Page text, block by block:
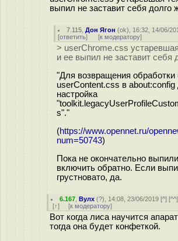
выпил не заставит себя долго
7.115 ,Дон Ягон (ok), 16:32, 14/06/
[ответить] [к модератору]
> userChrome.css
и ее выпил не заставит себя
"Для возвращения
userContent.css в
настройка
s"."
(https://www.opennet.ru/
num=50743)
Пока не окончательно
включить обратно. Если
грустновато, да.
6.167 ,Вулх (?), 14:08, 23/06/2019 [^] [^^
[↑] [к модератору]
Вот когда лиса научится
тогда она будет конфеткой.